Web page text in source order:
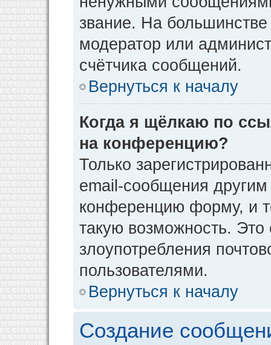
звание. На
модератор или
счётчика сообщений.
Вернуться к началу
Когда я щёлкаю по
на конференцию?
Только
email-сообщения
конференцию форму, и
такую возможность. Это
злоупотребления
пользователями.
Вернуться к началу
Создание